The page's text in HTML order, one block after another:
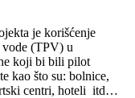
je korišćenje
vode (TPV) u
koji bi bili pilot
kao što su: bolnice,
centri, hoteli itd…